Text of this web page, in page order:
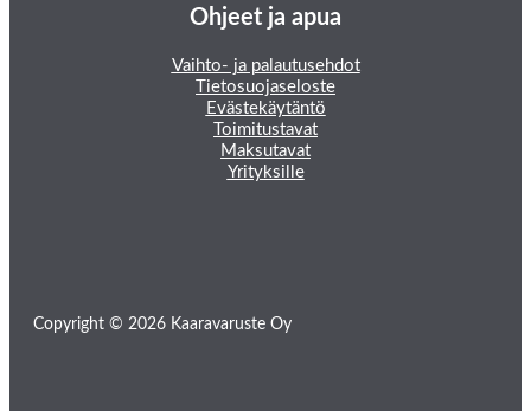
Ohjeet ja apua
Vaihto- ja palautusehdot
Tietosuojaseloste
Evästekäytäntö
Toimitustavat
Maksutavat
Yrityksille
Copyright © 2026 Kaaravaruste Oy